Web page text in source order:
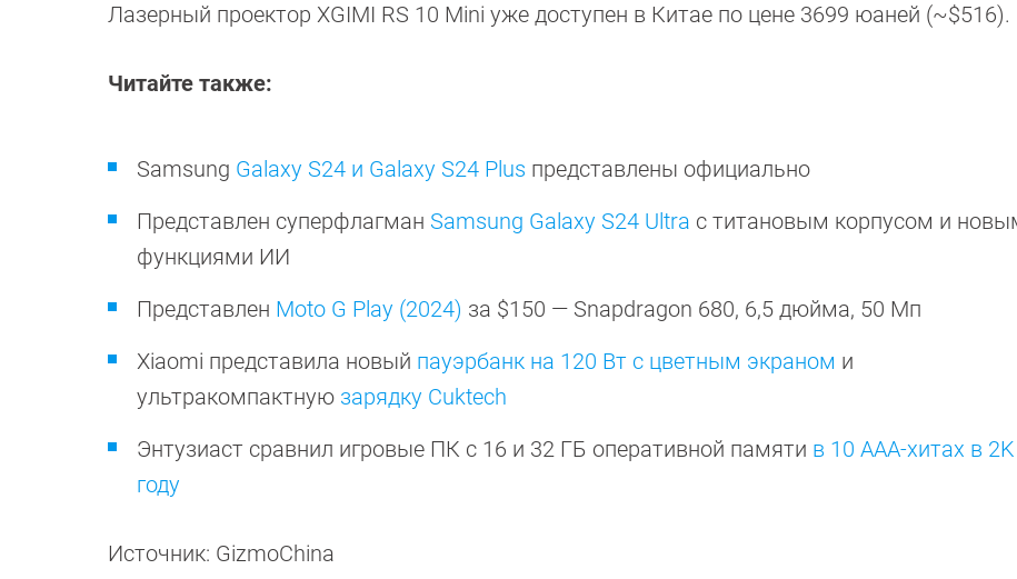
Лазерный проектор XGIMI RS 10 Mini уже доступен в Китае по цене 3699 юаней (~$516).
Читайте также:
Samsung Galaxy S24 и Galaxy S24 Plus представлены официально
Представлен суперфлагман Samsung Galaxy S24 Ultra с титановым корпусом и
функциями ИИ
Представлен Moto G Play (2024) за $150 — Snapdragon 680, 6,5 дюйма, 50 Мп
Xiaomi представила новый пауэрбанк на 120 Вт с цветным экраном и
ультракомпактную зарядку Cuktech
Энтузиаст сравнил игровые ПК с 16 и 32 ГБ оперативной памяти в 10 ААА-хитах в
году
Источник: GizmoChina